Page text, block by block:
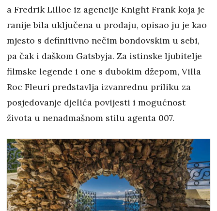
a Fredrik Lilloe iz agencije Knight Frank koja je
ranije bila uključena u prodaju, opisao ju je kao
mjesto s definitivno nečim bondovskim u sebi,
pa čak i daškom Gatsbyja. Za istinske ljubitelje
filmske legende i one s dubokim džepom, Villa
Roc Fleuri predstavlja izvanrednu priliku za
posjedovanje djelića povijesti i mogućnost
života u nenadmašnom stilu agenta 007.